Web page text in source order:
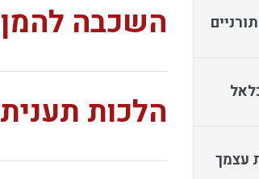
השכבה
הלכות
עצמך